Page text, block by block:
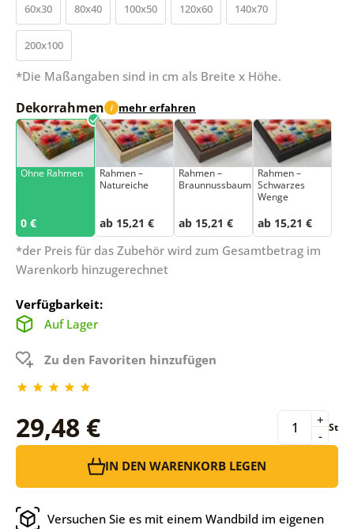
60x30 80x40 100x50 120x60 140x70
200x100
*Die Maßangaben sind in cm als Breite x Höhe.
Dekorrahmen i mehr erfahren
Ohne Rahmen
0 €
Rahmen –
Natureiche
ab 15,21 €
Rahmen –
Braunnussbaum
ab 15,21 €
Rahmen –
Schwarzes
Wenge
ab 15,21 €
*der Preis für das Zubehör wird zum Gesamtbetrag im
Warenkorb hinzugerechnet
Verfügbarkeit:
Auf Lager
Zu den Favoriten hinzufügen
29,48 € -
+ St
IN DEN WARENKORB LEGEN
Versuchen Sie es mit einem Wandbild im eigenen